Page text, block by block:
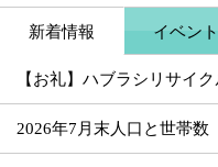
新着情報 イベント
【お礼】ハブラシリサイ
2026年7月末人口と世帯数